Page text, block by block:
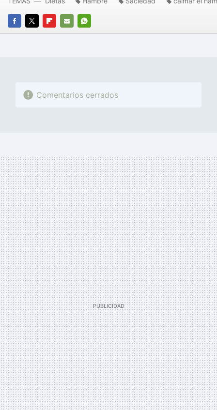
FACEBOOK
TWITTERFLIPBOARD
E-
WHATSAPP
Comentarios cerrados